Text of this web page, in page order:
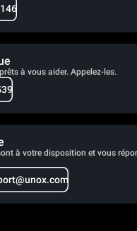
à vous aider. Appelez-les.
à votre disposition et vous